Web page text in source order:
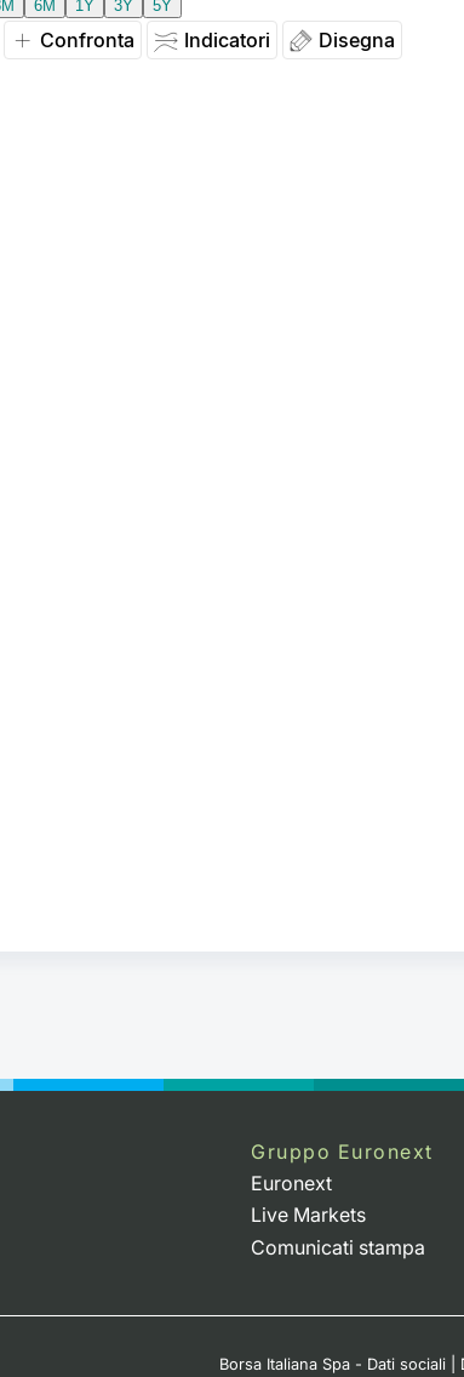
Gruppo Euronext
Euronext
Live Markets
Comunicati stampa
Borsa Italiana Spa - Dati sociali